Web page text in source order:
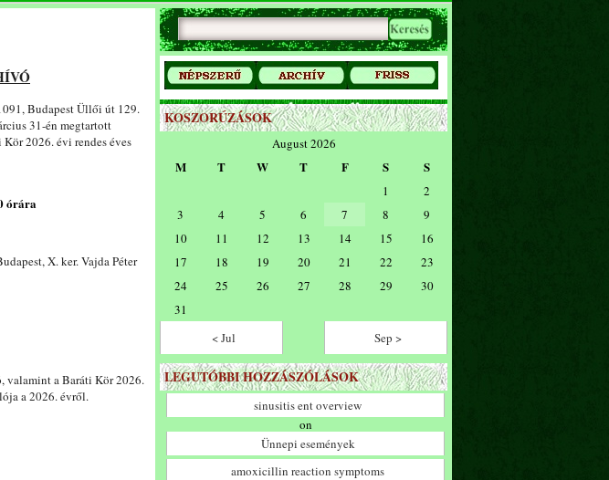
Budapest Üllői út 129.
31-én megtartott
2026. évi rendes éves
órára
X. ker. Vajda Péter
valamint a Baráti Kör 2026.
a 2026. évről.
KOSZORÚZÁSOK
August 2026
M T W T F S S
1
2
3
4 5 6 7 8
9
10
11 12 13 14 15
16
17
18 19 20 21 22
23
24
25 26 27 28 29
30
31
< Jul
Sep >
LEGUTÓBBI HOZZÁSZÓLÁSOK
sinusitis ent overview
on
Ünnepi események
amoxicillin reaction symptoms